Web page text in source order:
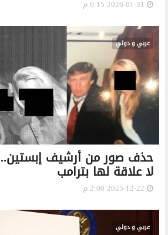
عربي و دولي
حذف صور من أرشيف إبستين..
لا علاقة لها بترامب
عربي و دولي